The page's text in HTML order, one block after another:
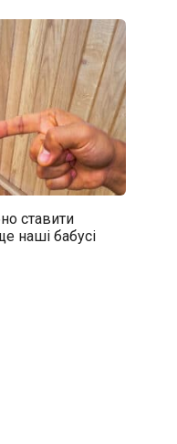
ставити
наші бабусі